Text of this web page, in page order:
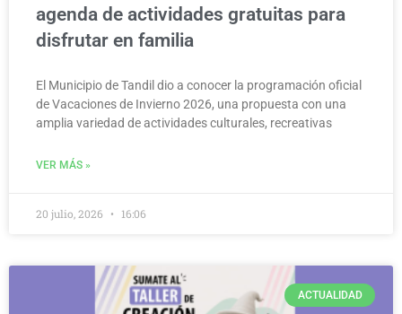
agenda de actividades gratuitas para
disfrutar en familia
El Municipio de Tandil dio a conocer la programación oficial
de Vacaciones de Invierno 2026, una propuesta con una
amplia variedad de actividades culturales, recreativas
VER MÁS »
20 julio, 2026 16:06
ACTUALIDAD